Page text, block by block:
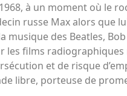
à un moment où le
russe Max alors que
musique des Beatles,
les films
et de risque
libre, porteuse de